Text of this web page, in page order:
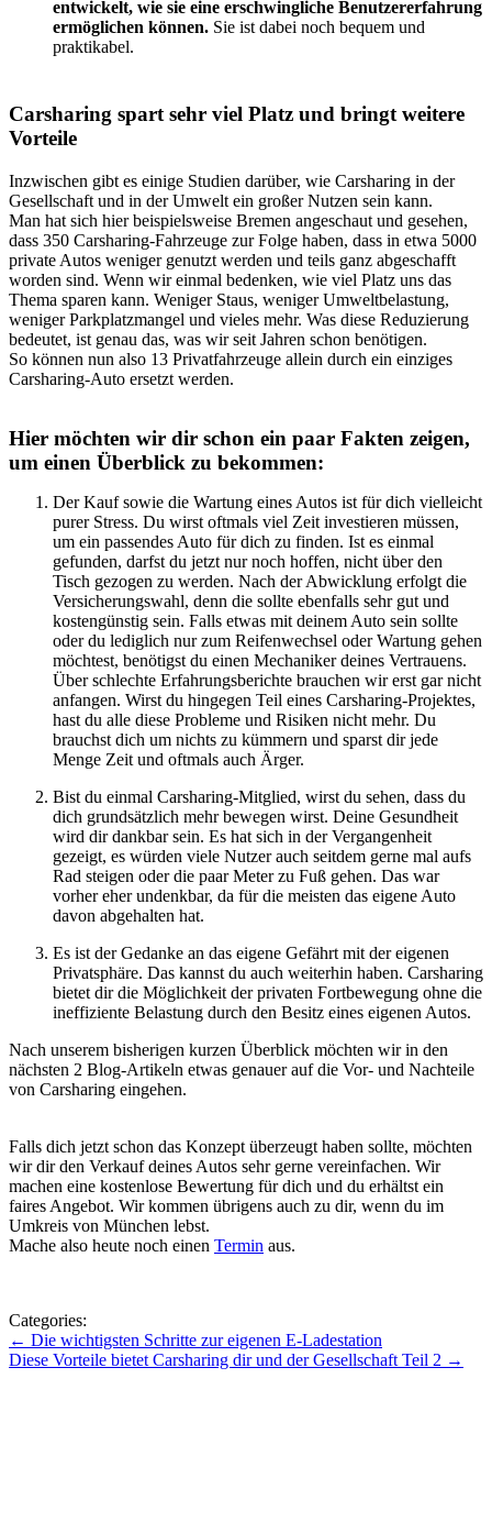
entwickelt, wie sie eine erschwingliche Benutzererfahrung
ermöglichen können. Sie ist dabei noch bequem und
praktikabel.
Carsharing spart sehr viel Platz und bringt weitere
Vorteile
Inzwischen gibt es einige Studien darüber, wie Carsharing in der
Gesellschaft und in der Umwelt ein großer Nutzen sein kann.
Man hat sich hier beispielsweise Bremen angeschaut und gesehen,
dass 350 Carsharing-Fahrzeuge zur Folge haben, dass in etwa 5000
private Autos weniger genutzt werden und teils ganz abgeschafft
worden sind. Wenn wir einmal bedenken, wie viel Platz uns das
Thema sparen kann. Weniger Staus, weniger Umweltbelastung,
weniger Parkplatzmangel und vieles mehr. Was diese Reduzierung
bedeutet, ist genau das, was wir seit Jahren schon benötigen.
So können nun also 13 Privatfahrzeuge allein durch ein einziges
Carsharing-Auto ersetzt werden.
Hier möchten wir dir schon ein paar Fakten zeigen,
um einen Überblick zu bekommen:
Der Kauf sowie die Wartung eines Autos ist für dich vielleicht
purer Stress. Du wirst oftmals viel Zeit investieren müssen,
um ein passendes Auto für dich zu finden. Ist es einmal
gefunden, darfst du jetzt nur noch hoffen, nicht über den
Tisch gezogen zu werden. Nach der Abwicklung erfolgt die
Versicherungswahl, denn die sollte ebenfalls sehr gut und
kostengünstig sein. Falls etwas mit deinem Auto sein sollte
oder du lediglich nur zum Reifenwechsel oder Wartung gehen
möchtest, benötigst du einen Mechaniker deines Vertrauens.
Über schlechte Erfahrungsberichte brauchen wir erst gar nicht
anfangen. Wirst du hingegen Teil eines Carsharing-Projektes,
hast du alle diese Probleme und Risiken nicht mehr. Du
brauchst dich um nichts zu kümmern und sparst dir jede
Menge Zeit und oftmals auch Ärger.
Bist du einmal Carsharing-Mitglied, wirst du sehen, dass du
dich grundsätzlich mehr bewegen wirst. Deine Gesundheit
wird dir dankbar sein. Es hat sich in der Vergangenheit
gezeigt, es würden viele Nutzer auch seitdem gerne mal aufs
Rad steigen oder die paar Meter zu Fuß gehen. Das war
vorher eher undenkbar, da für die meisten das eigene Auto
davon abgehalten hat.
Es ist der Gedanke an das eigene Gefährt mit der eigenen
Privatsphäre. Das kannst du auch weiterhin haben. Carsharing
bietet dir die Möglichkeit der privaten Fortbewegung ohne die
ineffiziente Belastung durch den Besitz eines eigenen Autos.
Nach unserem bisherigen kurzen Überblick möchten wir in den
nächsten 2 Blog-Artikeln etwas genauer auf die Vor- und Nachteile
von Carsharing eingehen.
Falls dich jetzt schon das Konzept überzeugt haben sollte, möchten
wir dir den Verkauf deines Autos sehr gerne vereinfachen. Wir
machen eine kostenlose Bewertung für dich und du erhältst ein
faires Angebot. Wir kommen übrigens auch zu dir, wenn du im
Umkreis von München lebst.
Mache also heute noch einen Termin aus.
Categories:
Beitragsnavigation
← Die wichtigsten Schritte zur eigenen E-Ladestation
Diese Vorteile bietet Carsharing dir und der Gesellschaft Teil 2 →